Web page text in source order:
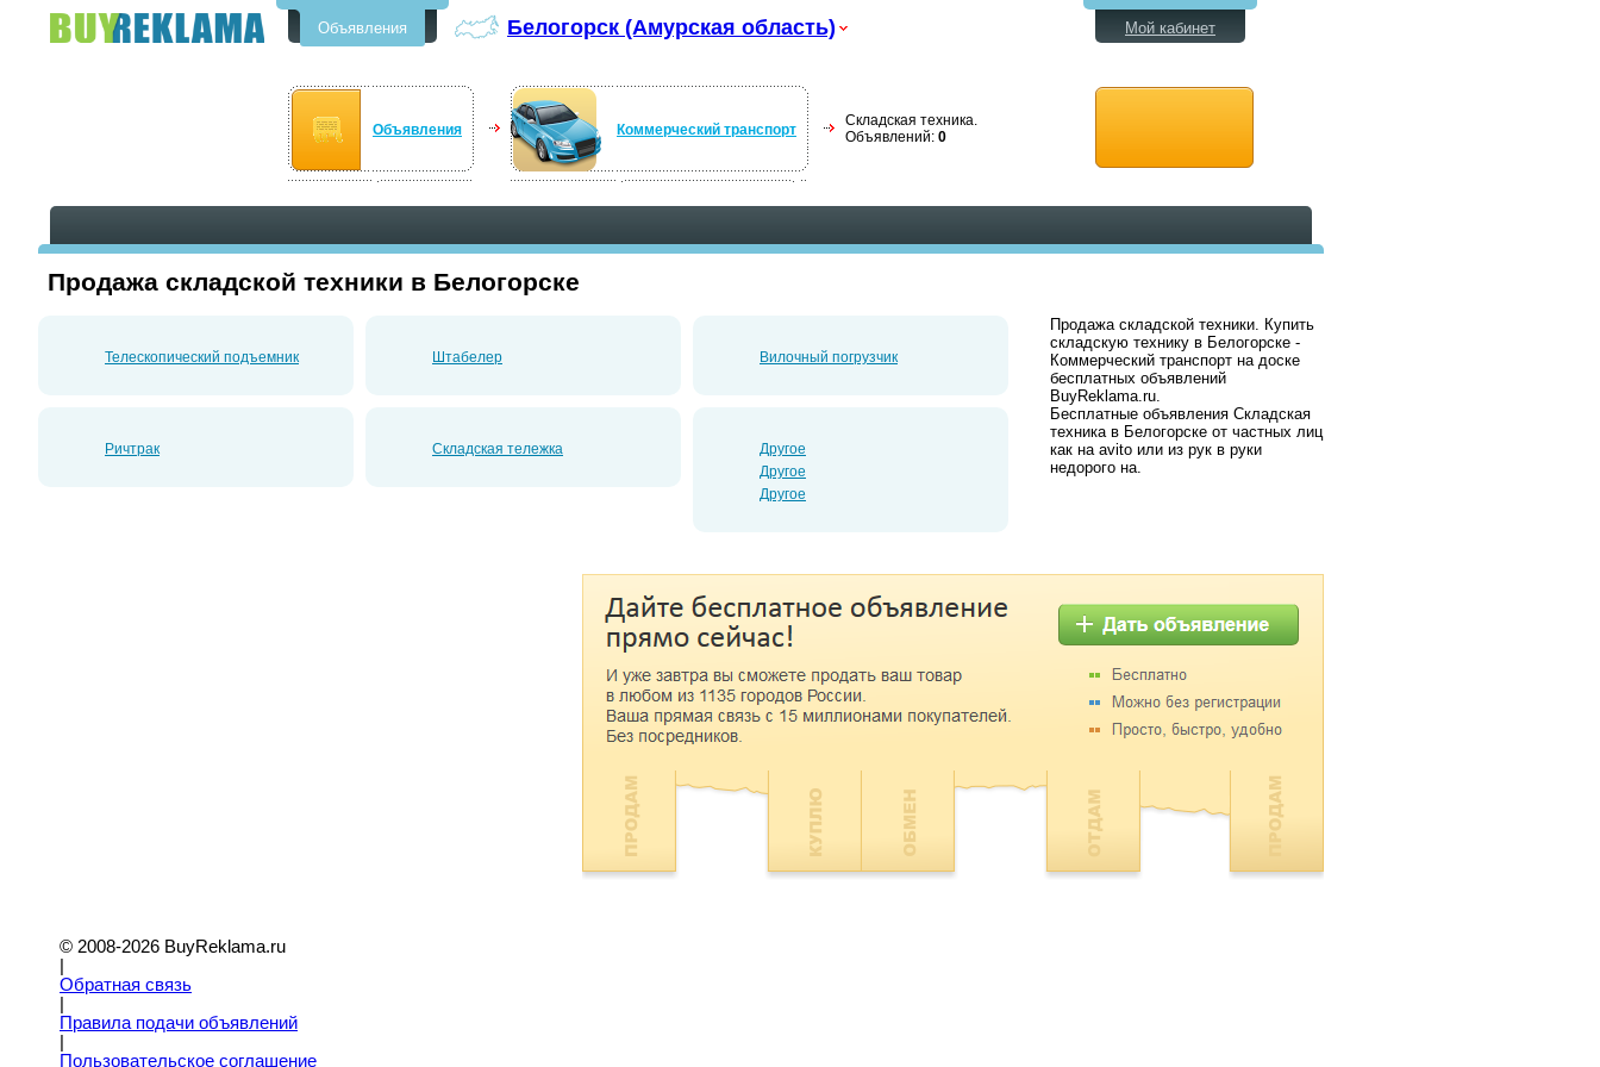
Объявления Белогорск (Амурская область)
Объявления Коммерческий транспорт
Складская техника.
Объявлений: 0
Мой кабинет
Продажа складской техники в Белогорске
Телескопический подъемник Штабелер Вилочный погрузчик
Ричтрак Складская тележка
Другое
Другое
Другое
Продажа складской техники. Купить
складскую технику в Белогорске -
Коммерческий транспорт на доске
бесплатных объявлений
BuyReklama.ru.
Бесплатные объявления Складская
техника в Белогорске от частных лиц
как на avito или из рук в руки
недорого на.
© 2008-2026 BuyReklama.ru
Обратная связь
Правила подачи объявлений
Пoльзовательское соглашение